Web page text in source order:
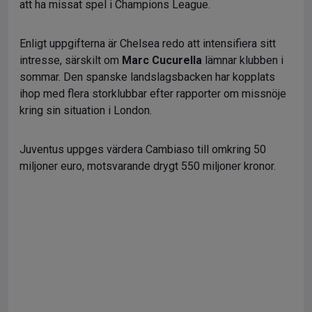
att ha missat spel i Champions League.
Enligt uppgifterna är Chelsea redo att intensifiera sitt
intresse, särskilt om Marc Cucurella lämnar klubben i
sommar. Den spanske landslagsbacken har kopplats
ihop med flera storklubbar efter rapporter om missnöje
kring sin situation i London.
Juventus uppges värdera Cambiaso till omkring 50
miljoner euro, motsvarande drygt 550 miljoner kronor.